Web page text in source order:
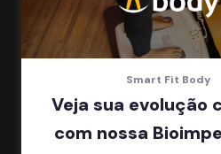
Smart Fit Body
Veja sua evolução
com nossa